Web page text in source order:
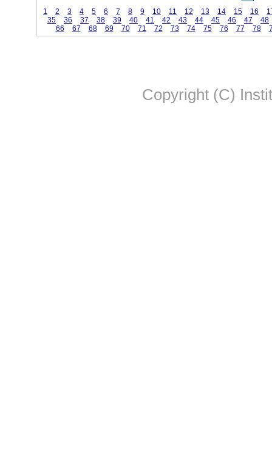
1 2 3 4 5 6 7 8 9 10 11 12 13 14 15 16
35
36 37 38 39 40 41 42 43 44 45 46 47
48
66
67 68 69 70 71 72 73 74 75 76 77 78
Copyright (C)